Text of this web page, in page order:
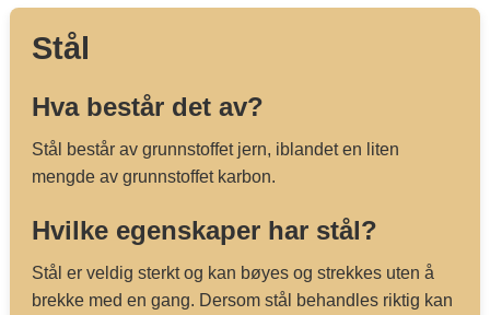
Stål
Hva består det av?
Stål består av grunnstoffet jern, iblandet en liten
mengde av grunnstoffet karbon.
Hvilke egenskaper har stål?
Stål er veldig sterkt og kan bøyes og strekkes uten å
brekke med en gang. Dersom stål behandles riktig kan